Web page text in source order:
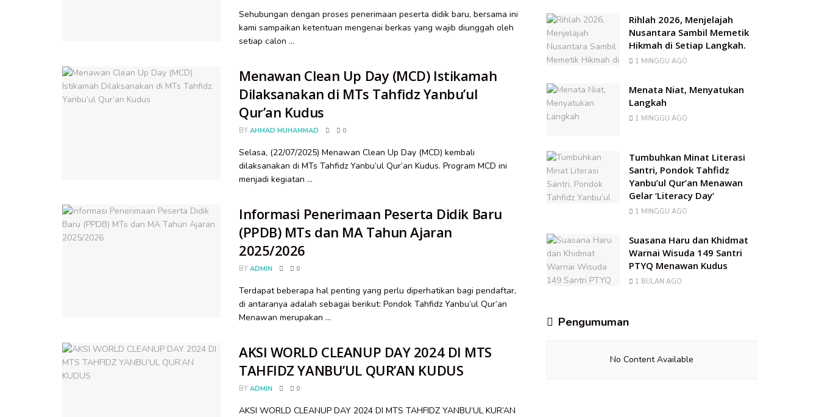
Sehubungan dengan proses penerimaan peserta didik baru, bersama ini
kami sampaikan ketentuan mengenai berkas yang wajib diunggah oleh
setiap calon ...
Menawan Clean Up Day (MCD) Istikamah
Dilaksanakan di MTs Tahfidz Yanbu’ul
Qur’an Kudus
BY AHMAD MUHAMMAD 0
Selasa, (22/07/2025) Menawan Clean Up Day (MCD) kembali
dilaksanakan di MTs Tahfidz Yanbu’ul Qur’an Kudus. Program MCD ini
menjadi kegiatan ...
Informasi Penerimaan Peserta Didik Baru
(PPDB) MTs dan MA Tahun Ajaran
2025/2026
BY ADMIN 0
Terdapat beberapa hal penting yang perlu diperhatikan bagi pendaftar,
di antaranya adalah sebagai berikut: Pondok Tahfidz Yanbu’ul Qur’an
Menawan merupakan ...
AKSI WORLD CLEANUP DAY 2024 DI MTS
TAHFIDZ YANBU’UL QUR’AN KUDUS
BY ADMIN 0
AKSI WORLD CLEANUP DAY 2024 DI MTS TAHFIDZ YANBU’UL KUR’AN
Rihlah 2026, Menjelajah
Nusantara Sambil Memetik
Hikmah di Setiap Langkah.
1 MINGGU AGO
Menata Niat, Menyatukan
Langkah
1 MINGGU AGO
Tumbuhkan Minat Literasi
Santri, Pondok Tahfidz
Yanbu’ul Qur’an Menawan
Gelar ‘Literacy Day’
1 MINGGU AGO
Suasana Haru dan Khidmat
Warnai Wisuda 149 Santri
PTYQ Menawan Kudus
1 BULAN AGO
Pengumuman
No Content Available